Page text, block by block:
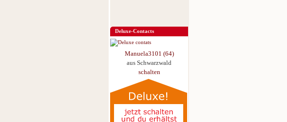
Deluxe-Contacts
Manuela3101 (64)
aus Schwarzwald
schalten